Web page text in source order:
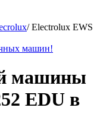
/Electrolux EWS
машины
EDU в